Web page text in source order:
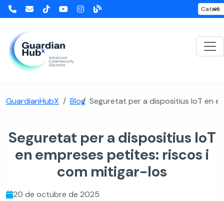
GuardianHubX Blog Seguretat per a dispositius IoT en
Seguretat per a dispositius IoT
en empreses petites: riscos i
com mitigar-los
20 de octubre de 2025